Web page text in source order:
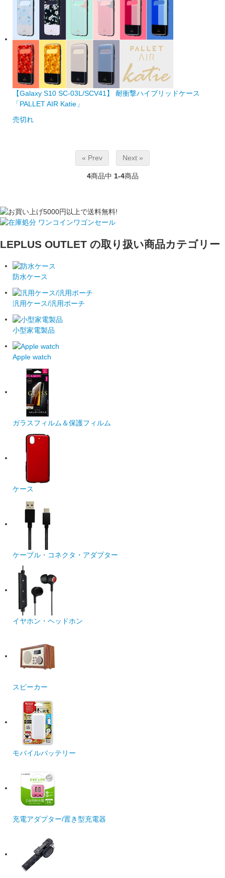
【Galaxy S10 SC-03L/SCV41】 耐衝撃ハイブリッドケース
「PALLET AIR Katie」
売切れ
« Prev Next »
4商品中 1-4商品
LEPLUS OUTLET の取り扱い商品カテゴリー
防水ケース
汎用ケース/汎用ポーチ
小型家電製品
Apple watch
ガラスフィルム＆保護フィルム
ケース
ケーブル・コネクタ・アダプター
イヤホン・ヘッドホン
スピーカー
モバイルバッテリー
充電アダプター/置き型充電器